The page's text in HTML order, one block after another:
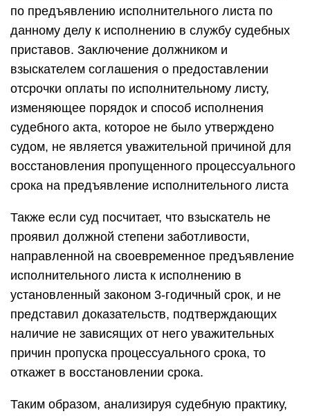
по предъявлению исполнительного листа по
данному делу к исполнению в службу судебных
приставов. Заключение должником и
взыскателем соглашения о предоставлении
отсрочки оплаты по исполнительному листу,
изменяющее порядок и способ исполнения
судебного акта, которое не было утверждено
судом, не является уважительной причиной для
восстановления пропущенного процессуального
срока на предъявление исполнительного листа
Также если суд посчитает, что взыскатель не
проявил должной степени заботливости,
направленной на своевременное предъявление
исполнительного листа к исполнению в
установленный законом 3-годичный срок, и не
представил доказательств, подтверждающих
наличие не зависящих от него уважительных
причин пропуска процессуального срока, то
откажет в восстановлении срока.
Таким образом, анализируя судебную практику,